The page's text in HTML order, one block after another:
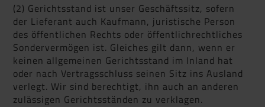
(2) Gerichtsstand ist unser Geschäftssitz, sofern
der Lieferant auch Kaufmann, juristische Person
des öffentlichen Rechts oder öffentlichrechtliches
Sondervermögen ist. Gleiches gilt dann, wenn er
keinen allgemeinen Gerichtsstand im Inland hat
oder nach Vertragsschluss seinen Sitz ins Ausland
verlegt. Wir sind berechtigt, ihn auch an anderen
zulässigen Gerichtsständen zu verklagen.